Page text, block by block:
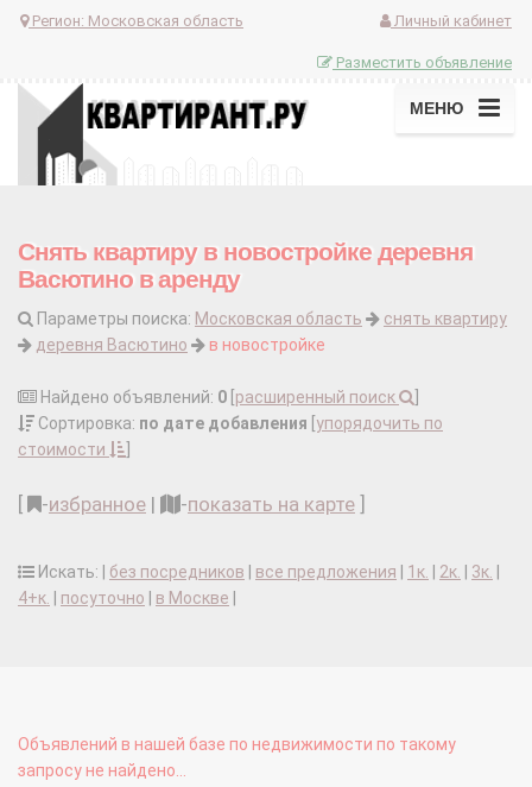
Регион: Московская область Личный кабинет
Разместить объявление
МЕНЮ
Снять квартиру в новостройке деревня
Васютино в аренду
Параметры поиска: Московская область
снять квартиру
деревня Васютино
в новостройке
Найдено объявлений: 0 расширенный поиск
Сортировка: по дате добавления упорядочить по
стоимости
-избранное | -показать на карте
Искать: | без посредников все предложения 1к. 2к. 3к.
4+к.
посуточно в Москве
Объявлений в нашей базе по недвижимости по такому
запросу не найдено...